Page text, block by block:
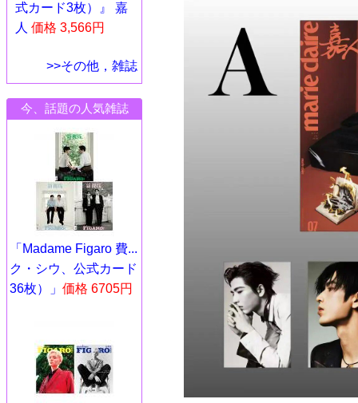
式カード3枚）』 嘉
人 価格 3,566円
>>その他，雑誌
今、話題の人気雑誌
「Madame Figaro 費...
ク・シウ、公式カード
36枚）」 価格 6705円